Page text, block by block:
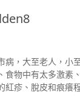
中午或下午過來，
的葡國大廚提供多
所以蘇蘇可以在大
，吃葡國菜來一點
們的菜單配酒，他
酒，所以只點了一
牌麵包，這是傳統
病，大至老人，小
食物中有太多激素
紅疹、脫皮和痕癢